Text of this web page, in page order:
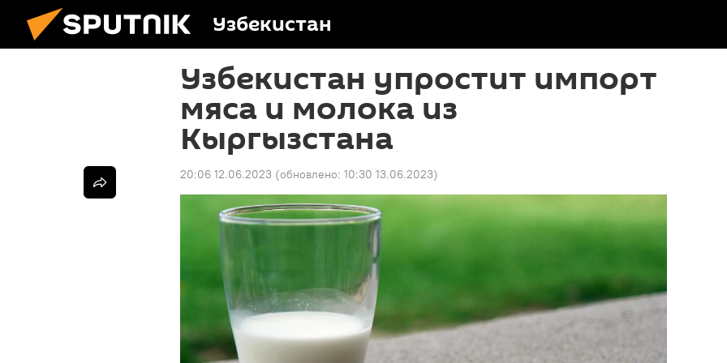
Узбекистан
Узбекистан упростит импорт
мяса и молока из
Кыргызстана
20:06 12.06.2023 (обновлено: 10:30 13.06.2023)